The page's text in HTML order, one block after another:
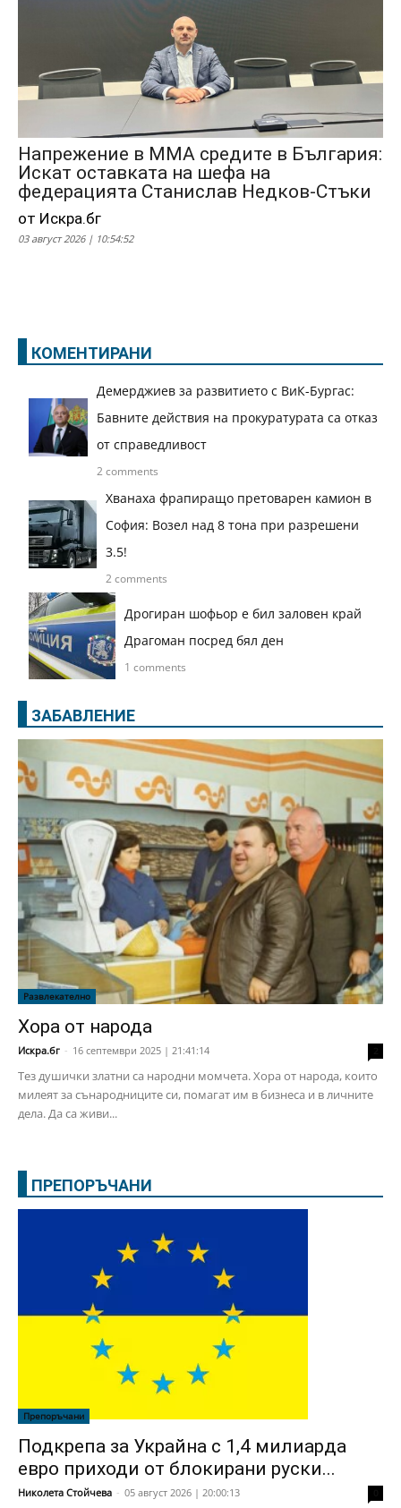
Напрежение в ММА средите в България:
Искат оставката на шефа на
федерацията Станислав Недков-Стъки
от Искра.бг
03 август 2026 | 10:54:52
КОМЕНТИРАНИ
Демерджиев за развитието с ВиК-Бургас:
Бавните действия на прокуратурата са отказ
от справедливост
2 comments
Хванаха фрапиращо претоварен камион в
София: Возел над 8 тона при разрешени
3.5!
2 comments
Дрогиран шофьор е бил заловен край
Драгоман посред бял ден
1 comments
ЗАБАВЛЕНИЕ
Развлекателно
Хора от народа
Искра.бг - 16 септември 2025 | 21:41:14
Тез душички златни са народни момчета. Хора от народа, които
милеят за сънародниците си, помагат им в бизнеса и в личните
дела. Да са живи...
ПРЕПОРЪЧАНИ
Препоръчани
Подкрепа за Украйна с 1,4 милиарда
евро приходи от блокирани руски...
Николета Стойчева - 05 август 2026 | 20:00:13